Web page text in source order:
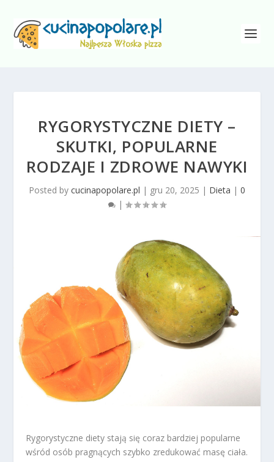
RYGORYSTYCZNE DIETY –
SKUTKI, POPULARNE
RODZAJE I ZDROWE NAWYKI
Posted by cucinapopolare.pl | gru 20, 2025 | Dieta | 0
|
Rygorystyczne diety stają się coraz bardziej popularne
wśród osób pragnących szybko zredukować masę ciała.